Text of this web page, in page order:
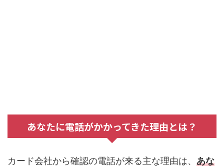
あなたに電話がかかってきた理由とは？
カード会社から確認の電話が来る主な理由は、 あな